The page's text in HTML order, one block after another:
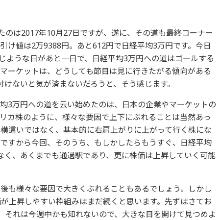
のは2017年10月27日ですが、遂に、その道も最終コーナー
け値は2万9388円。あと612円で日経平均3万円です。今日
ような日があと一日で、日経平均3万円への道はゴールする
ーケットは、どうしても節目は見に行きたがる傾向がある
ないと気が済まないだろうと、そう感じます。
3万円への道を云い始めたのは、日本の企業やマーケットの
カ株のように、様々な要因で上下にぶれることは当然あっ
這いではなく、基本的に右肩上がりに上がって行く株にな
すから今回、そのうち、もしかしたらもうすぐ、日経平均
、あくまでも通過駅であり、更に株価は上昇していく可能
も様々な要因で大きくぶれることもあるでしょう。しかし
上昇しやすい枠組みはまだ続くと思います。先ずはさてお
れは今週中かも知れないので、大きな目を開けて見つめよ